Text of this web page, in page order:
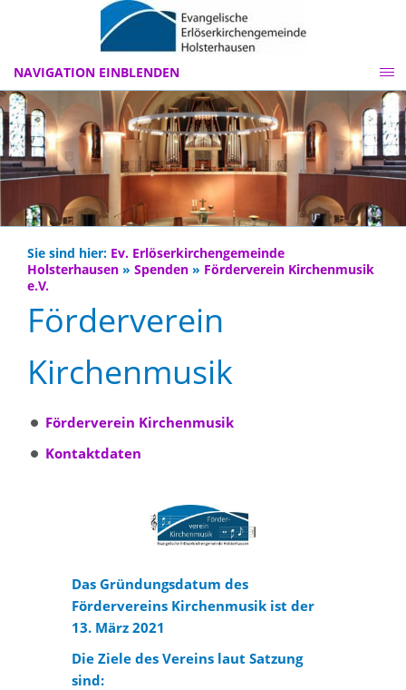
NAVIGATION EINBLENDEN
Sie sind hier: Ev. Erlöserkirchengemeinde
Holsterhausen » Spenden » Förderverein Kirchenmusik
e.V.
Förderverein
Kirchenmusik
Förderverein Kirchenmusik
Kontaktdaten
Das Gründungsdatum des
Fördervereins Kirchenmusik ist der
13. März 2021
Die Ziele des Vereins laut Satzung
sind: